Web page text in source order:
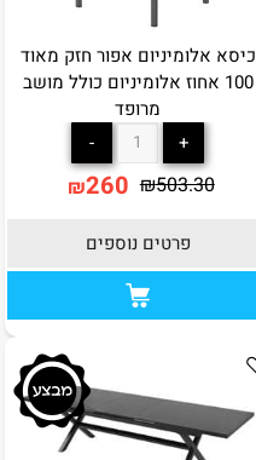
כיסא אלומיניום אפור חזק מאוד
100 אחוז אלומיניום כולל מושב
מרופד
₪503.30
₪260
פרטים נוספים